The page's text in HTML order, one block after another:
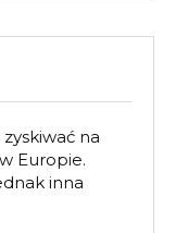
na
Europie.
inna